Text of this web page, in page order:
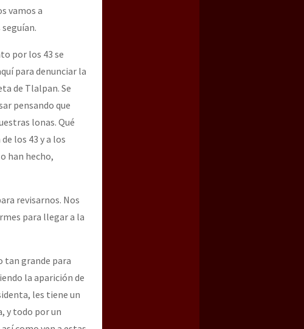
vamos a
por los 43 se
para denunciar la
de Tlalpan. Se
pensando que
lonas. Qué
los 43 y a los
han hecho,
revisarnos. Nos
para llegar a la
tan grande para
la aparición de
les tiene un
y todo por un